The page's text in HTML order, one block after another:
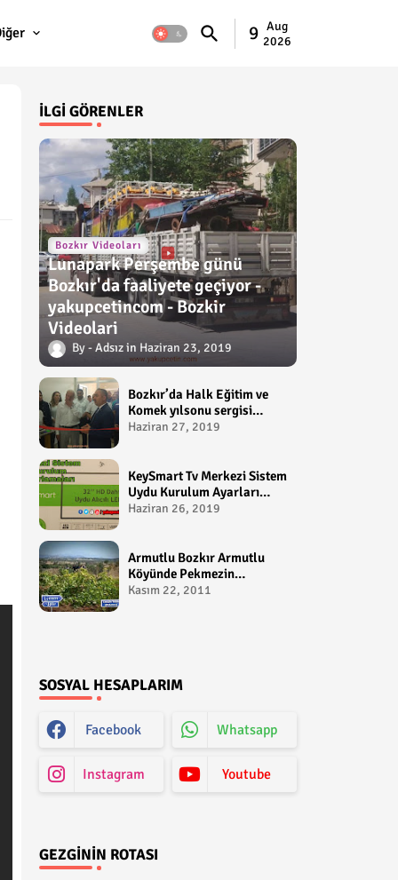
9 Aug
2026
İLGI GÖRENLER
Bozkır Videoları
Lunapark Perşembe günü
Bozkır'da faaliyete geçiyor -
yakupcetincom - Bozkir
Videolari
Adsız Haziran 23, 2019
Bozkır’da Halk Eğitim ve
Komek yılsonu sergisi
gerçekleştirildi-
Haziran 27, 2019
KeySmart Tv Merkezi Sistem
Uydu Kurulum Ayarları
Video anlatım -
Haziran 26, 2019
Armutlu Bozkır Armutlu
Köyünde Pekmezin
Hikayesi:Gezen Bilir Kontv
Kasım 22, 2011
SOSYAL HESAPLARIM
Facebook Whatsapp
Instagram Youtube
GEZGININ ROTASI